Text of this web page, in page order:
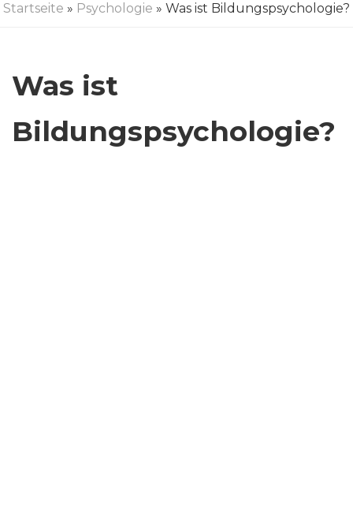
Startseite » Psychologie » Was ist Bildungspsychologie?
Was ist
Bildungspsychologie?